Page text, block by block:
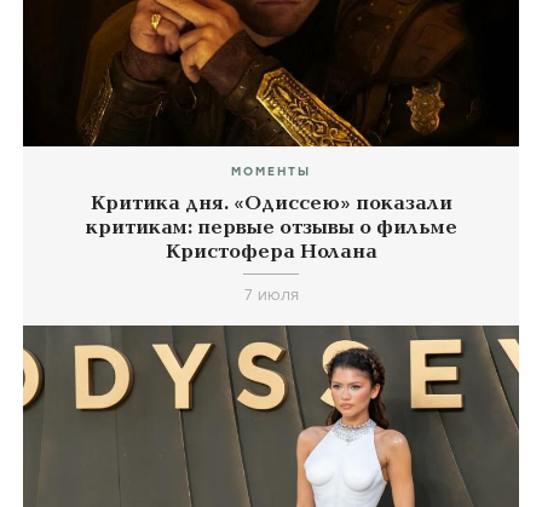
МОМЕНТЫ
Критика дня. «Одиссею» показали
критикам: первые отзывы о фильме
Кристофера Нолана
7 июля